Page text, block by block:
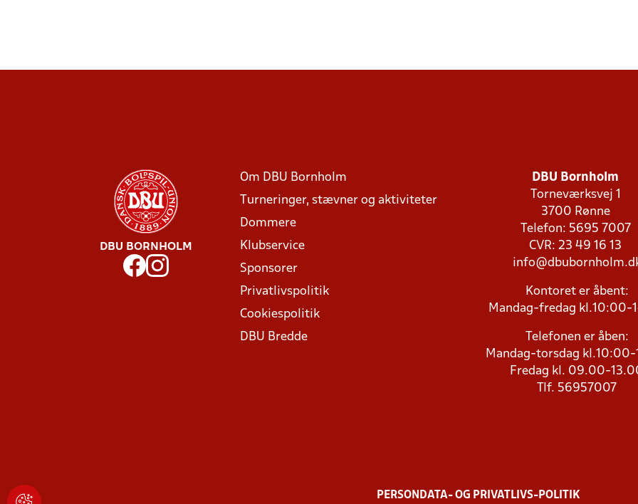
DBU BORNHOLM
Om DBU Bornholm
Turneringer, stævner og aktiviteter
Dommere
Klubservice
Sponsorer
Privatlivspolitik
Cookiespolitik
DBU Bredde
DBU Bornholm
Torneværksvej 1
3700 Rønne
Telefon: 5695 7007
CVR: 23 49 16 13
Kontoret er åbent:
Mandag-fredag kl.10:00-
Telefonen er åben:
Mandag-torsdag
Fredag kl. 09.00-
Tlf. 56957007
PERSONDATA- OG PRIVATLIVS-POLITIK